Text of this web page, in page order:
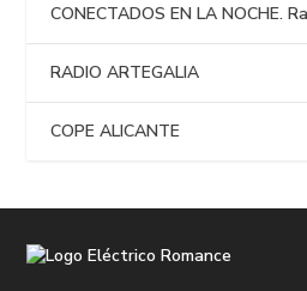
CONECTADOS EN LA NOCHE.
RADIO ARTEGALIA
COPE ALICANTE